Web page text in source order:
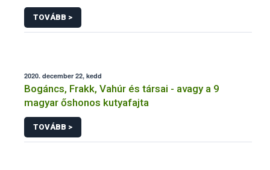
Hivatal tevékenységéhez kötődő érintetti jogok
gyakorlásával összefüggő adatkezeléseihez
TOVÁBB >
2020. december 22, kedd
Bogáncs, Frakk, Vahúr és társai - avagy a 9
magyar őshonos kutyafajta
TOVÁBB >